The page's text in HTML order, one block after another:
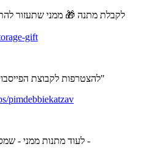
לקבלת מתנה 🎁 ממני שתעזור
gift
להצטרפות לקבוצת הפייסבוק "ניהול מידע אישי בעידן הדיגיטלי"
pimdebbiekatzav
לעוד מתנות ממני - שמסייעות בניהול מידע או בניהול כלכלי -